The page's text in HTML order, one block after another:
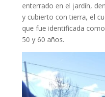
enterrado en el jardín,
y cubierto con tierra, el
que fue identificada
50 y 60 años.